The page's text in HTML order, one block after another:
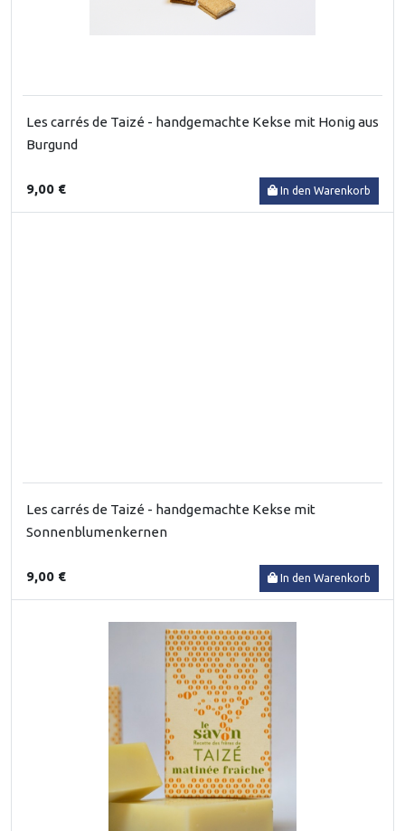
Les carrés de Taizé - handgemachte Kekse mit Honig aus
Burgund
9,00 € In den Warenkorb
Les carrés de Taizé - handgemachte Kekse mit
Sonnenblumenkernen
9,00 € In den Warenkorb